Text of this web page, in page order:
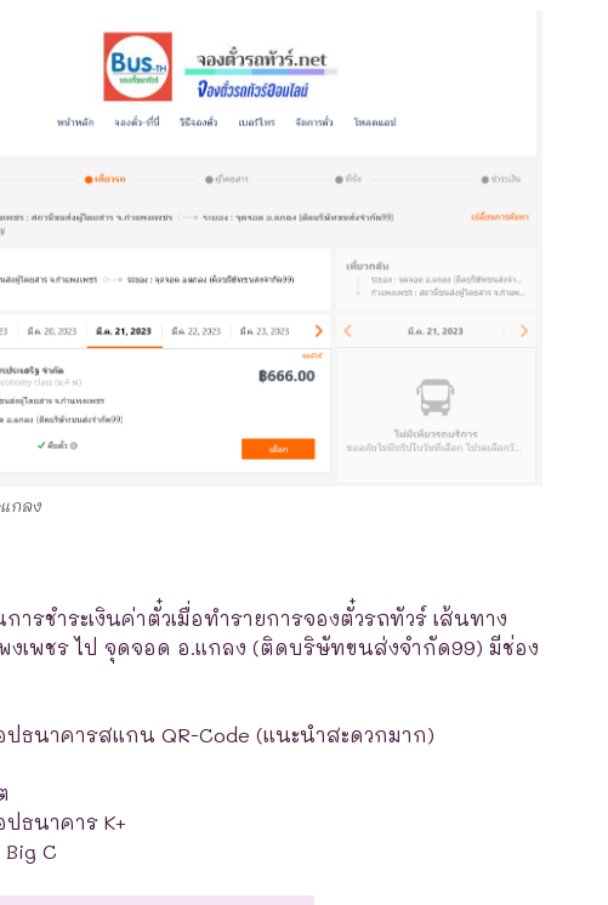
กลง
ารชำระเงินค่าตั๋วเมื่อทำรายการจองตั๋วรถทัวร์ เส้นทาง
งเพชร ไป จุดจอด อ.แกลง (ติดบริษัทขนส่งจำกัด99) มีช่อง
ปธนาคารสแกน QR-Code (แนะนำสะดวกมาก)
ธนาคาร K+
C